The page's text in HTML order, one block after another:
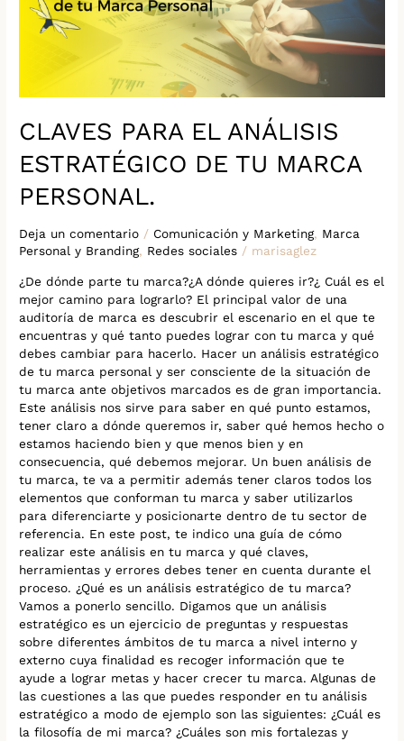
CLAVES PARA EL ANÁLISIS
ESTRATÉGICO DE TU MARCA
PERSONAL.
Deja un comentario / Comunicación y Marketing, Marca
Personal y Branding, Redes sociales / marisaglez
¿De dónde parte tu marca?¿A dónde quieres ir?¿ Cuál es el
mejor camino para lograrlo? El principal valor de una
auditoría de marca es descubrir el escenario en el que te
encuentras y qué tanto puedes lograr con tu marca y qué
debes cambiar para hacerlo. Hacer un análisis estratégico
de tu marca personal y ser consciente de la situación de
tu marca ante objetivos marcados es de gran importancia.
Este análisis nos sirve para saber en qué punto estamos,
tener claro a dónde queremos ir, saber qué hemos hecho o
estamos haciendo bien y que menos bien y en
consecuencia, qué debemos mejorar. Un buen análisis de
tu marca, te va a permitir además tener claros todos los
elementos que conforman tu marca y saber utilizarlos
para diferenciarte y posicionarte dentro de tu sector de
referencia. En este post, te indico una guía de cómo
realizar este análisis en tu marca y qué claves,
herramientas y errores debes tener en cuenta durante el
proceso. ¿Qué es un análisis estratégico de tu marca?
Vamos a ponerlo sencillo. Digamos que un análisis
estratégico es un ejercicio de preguntas y respuestas
sobre diferentes ámbitos de tu marca a nivel interno y
externo cuya finalidad es recoger información que te
ayude a lograr metas y hacer crecer tu marca. Algunas de
las cuestiones a las que puedes responder en tu análisis
estratégico a modo de ejemplo son las siguientes: ¿Cuál es
la filosofía de mi marca? ¿Cuáles son mis fortalezas y
TU
MARCA
PERSONAL.